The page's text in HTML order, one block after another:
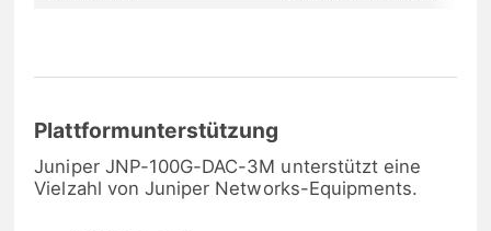
Plattformunterstützung
Juniper JNP-100G-DAC-3M unterstützt eine
Vielzahl von Juniper Networks-Equipments.